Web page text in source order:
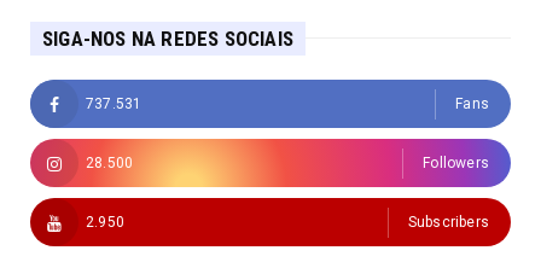
SIGA-NOS NA REDES SOCIAIS
737.531 Fans
28.500 Followers
2.950 Subscribers